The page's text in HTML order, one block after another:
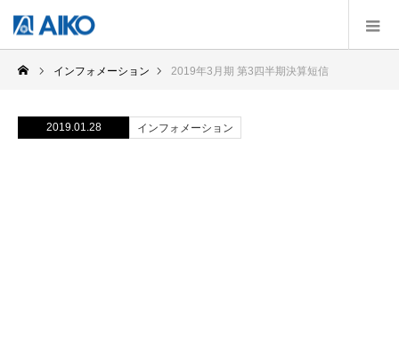
インフォメーション 2019年3月期 第3四半期決算短信
2019.01.28 インフォメーション